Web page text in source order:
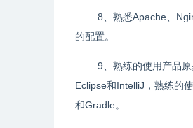
8、熟悉Apache、
的配置。
9、熟练的使用产品
Eclipse和IntelliJ，熟练的
和Gradle。